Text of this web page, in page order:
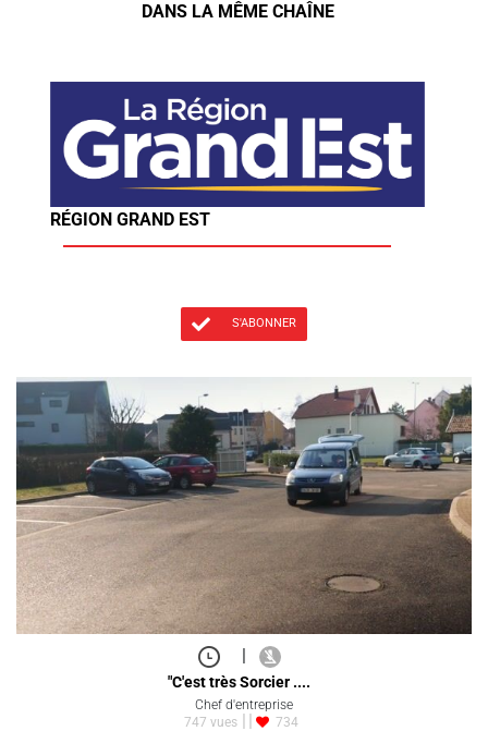
DANS LA MÊME CHAÎNE
RÉGION GRAND EST
S'ABONNER
|
"C'est très Sorcier ....
Chef d'entreprise
747 vues
734